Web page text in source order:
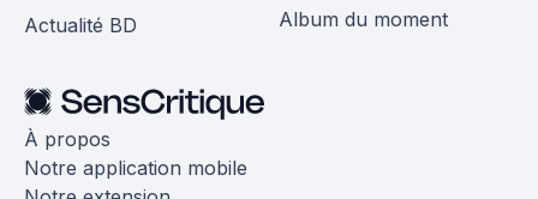
Actualité BD
Album du moment
À propos
Notre application mobile